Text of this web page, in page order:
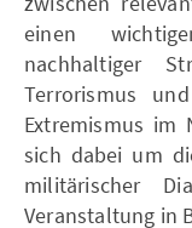
einen
nachhaltiger
Terrorismus
Extremismus im
sich dabei um
militärischer
Veranstaltung in